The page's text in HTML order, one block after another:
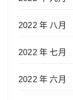
2022 年 八月
2022 年 七月
2022 年 六月